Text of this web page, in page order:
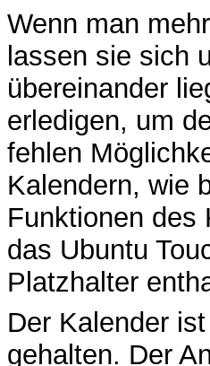
Wenn man
lassen sie sich
übereinander
erledigen, um
fehlen
Kalendern, wie
Funktionen des
das Ubuntu
Platzhalter
Der Kalender
gehalten. Der